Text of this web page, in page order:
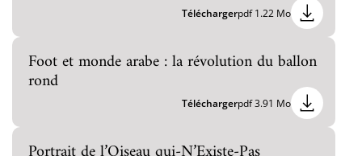
Téléchargerpdf 1.22 Mo
Foot et monde arabe : la révolution du ballon
rond
Téléchargerpdf 3.91 Mo